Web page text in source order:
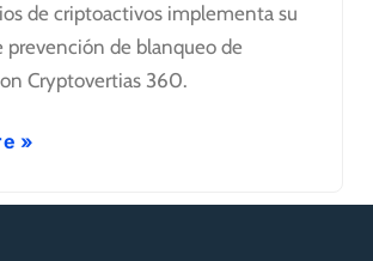
de criptoactivos implementa su
prevención de blanqueo de
Cryptovertias 360.
»